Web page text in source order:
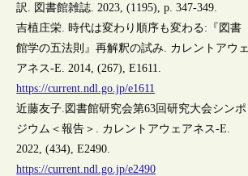
訳. 図書館雑誌. 2023, (1195), p. 347-349.
吉植庄栄. 時代は変わり順序も変わる:『図書
館学の五法則』再解釈の試み. カレントアウェ
アネス-E. 2014, (267), E1611.
https://current.ndl.go.jp/e1611
近藤友子.図書館研究会第63回研究大会シンポ
ジウム＜報告＞. カレントアウェアネス-E.
2022, (434), E2490.
https://current.ndl.go.jp/e2490